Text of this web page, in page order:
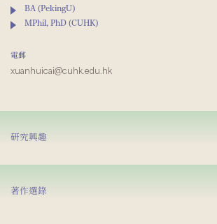
BA (PekingU)
MPhil, PhD (CUHK)
電郵
xuanhuicai@cuhk.edu.hk
研究興趣
著作選錄